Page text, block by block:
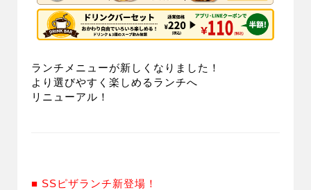
ランチメニューが新しくなりました！
より選びやすく楽しめるランチへ
リニューアル！
■ SSピザランチ新登場！